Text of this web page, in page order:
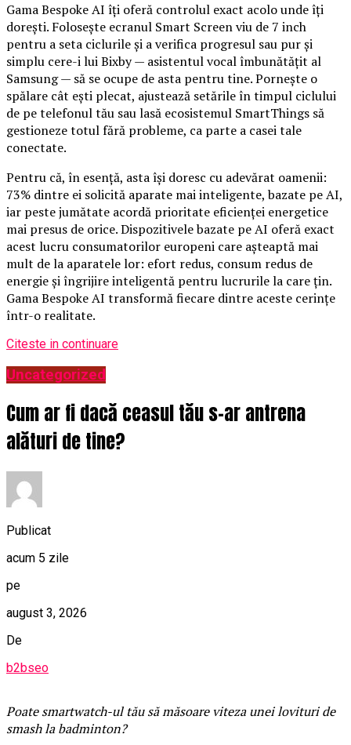
Gama Bespoke AI îți oferă controlul exact acolo unde îți
dorești. Folosește ecranul Smart Screen viu de 7 inch
pentru a seta ciclurile și a verifica progresul sau pur și
simplu cere-i lui Bixby — asistentul vocal îmbunătățit al
Samsung — să se ocupe de asta pentru tine. Pornește o
spălare cât ești plecat, ajustează setările în timpul ciclului
de pe telefonul tău sau lasă ecosistemul SmartThings să
gestioneze totul fără probleme, ca parte a casei tale
conectate.
Pentru că, în esență, asta își doresc cu adevărat oamenii:
73% dintre ei solicită aparate mai inteligente, bazate pe AI,
iar peste jumătate acordă prioritate eficienței energetice
mai presus de orice. Dispozitivele bazate pe AI oferă exact
acest lucru consumatorilor europeni care așteaptă mai
mult de la aparatele lor: efort redus, consum redus de
energie și îngrijire inteligentă pentru lucrurile la care țin.
Gama Bespoke AI transformă fiecare dintre aceste cerințe
într-o realitate.
Citeste in continuare
Uncategorized
Cum ar fi dacă ceasul tău s-ar antrena
alături de tine?
Publicat
acum 5 zile
pe
august 3, 2026
De
b2bseo
Poate smartwatch-ul tăusă măsoare viteza unei lovituri de
smash la badminton?